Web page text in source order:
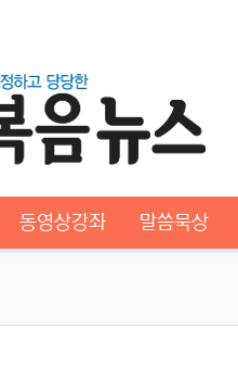
동영상강좌 말씀묵상